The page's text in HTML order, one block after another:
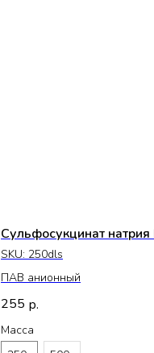
Сульфосукцинат натрия
SKU: 250dls
ПАВ анионный
255 р.
Масса